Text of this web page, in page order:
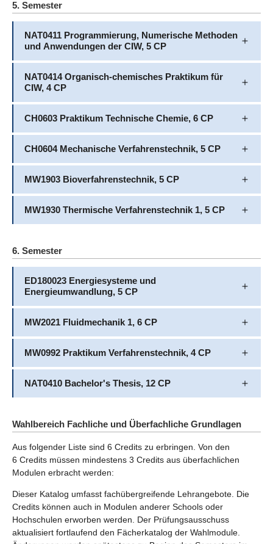
5. Semester
NAT0411 Programmierung, Numerische Methoden
und Anwendungen der CIW, 5 CP
NAT0414 Organisch-chemisches Praktikum für
CIW, 4 CP
CH0603 Praktikum Technische Chemie, 6 CP
CH0604 Mechanische Verfahrenstechnik, 5 CP
MW1903 Bioverfahrenstechnik, 5 CP
MW1930 Thermische Verfahrenstechnik 1, 5 CP
6. Semester
ED180023 Energiesysteme und
Energieumwandlung, 5 CP
MW2021 Fluidmechanik 1, 6 CP
MW0992 Praktikum Verfahrenstechnik, 4 CP
NAT0410 Bachelor's Thesis, 12 CP
Wahlbereich Fachliche und Überfachliche Grundlagen
Aus folgender Liste sind 6 Credits zu erbringen. Von den
6 Credits müssen mindestens 3 Credits aus überfachlichen
Modulen erbracht werden:
Dieser Katalog umfasst fachübergreifende Lehrangebote. Die
Credits können auch in Modulen anderer Schools oder
Hochschulen erworben werden. Der Prüfungsausschuss
aktualisiert fortlaufend den Fächerkatalog der Wahlmodule.